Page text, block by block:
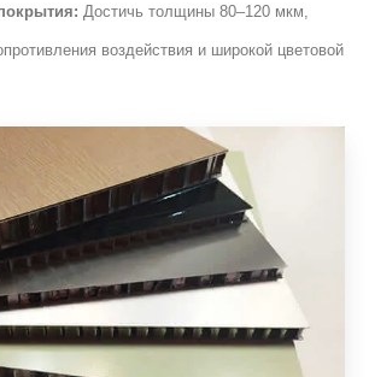
Достичь толщины 80–120 мкм,
воздействия и широкой цветовой